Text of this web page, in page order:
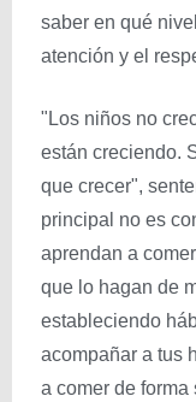
saber en qué
atención y el
"Los niños no
están creciendo.
que crecer",
principal no es
aprendan a
que lo hagan de
estableciendo
acompañar a tus
a comer de